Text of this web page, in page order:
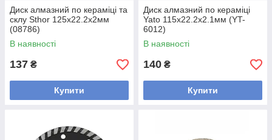
Диск алмазний по кераміці та
склу Sthor 125x22.2x2мм
(08786)
В наявності
137 ₴
Купити
Диск алмазний по кераміці
Yato 115x22.2x2.1мм (YT-
6012)
В наявності
140 ₴
Купити